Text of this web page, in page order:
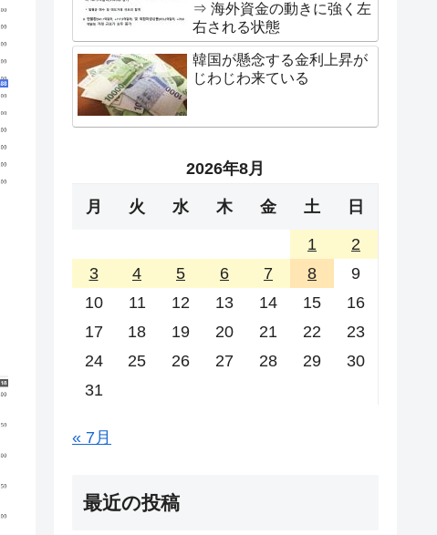
⇒ 海外資金の動きに強く左
右される状態
韓国が懸念する金利上昇が
じわじわ来ている
2026年8月
月 火 水 木 金 土 日
1
2
3
4 5 6 7 8
9
10
11 12 13 14 15
16
17
18 19 20 21 22
23
24
25 26 27 28 29
30
31
« 7月
最近の投稿